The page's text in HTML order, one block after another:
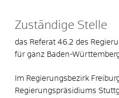
Zuständige Stelle
das Referat 46.2 des
für ganz Baden-
Im Regierungsbezirk
Regierungspräsidiums